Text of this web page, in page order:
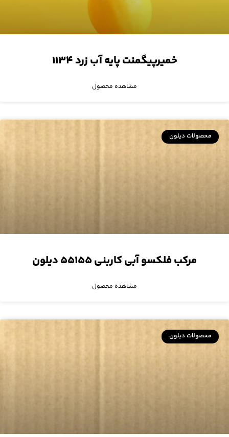
خمیرپیگمنت پایه آب زرد ۱۱۳۴
مشاهده محصول
محصولات دیلون
مرکب فلکسو آبی کاربنی ۵۵۱۵۵ دیلون
مشاهده محصول
محصولات دیلون